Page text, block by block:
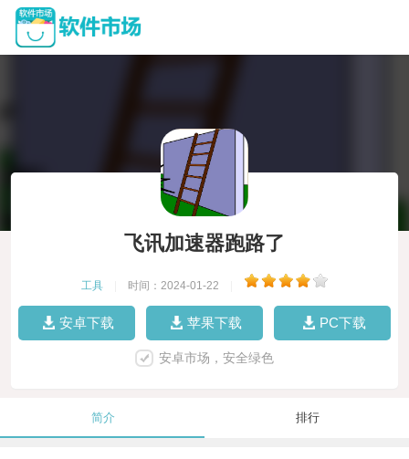
飞讯加速器跑路了
工具 时间：2024-01-22
安卓下载 苹果下载 PC下载
安卓市场，安全绿色
简介 排行